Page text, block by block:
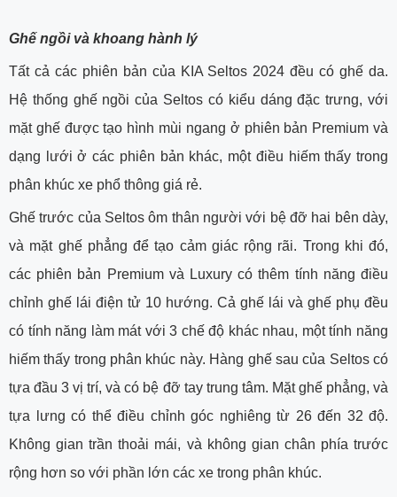
Ghế ngồi và khoang hành lý
Tất cả các phiên bản của KIA Seltos 2024 đều có ghế da.
Hệ thống ghế ngồi của Seltos có kiểu dáng đặc trưng, với
mặt ghế được tạo hình mùi ngang ở phiên bản Premium và
dạng lưới ở các phiên bản khác, một điều hiếm thấy trong
phân khúc xe phổ thông giá rẻ.
Ghế trước của Seltos ôm thân người với bệ đỡ hai bên dày,
và mặt ghế phẳng để tạo cảm giác rộng rãi. Trong khi đó,
các phiên bản Premium và Luxury có thêm tính năng điều
chỉnh ghế lái điện tử 10 hướng. Cả ghế lái và ghế phụ đều
có tính năng làm mát với 3 chế độ khác nhau, một tính năng
hiếm thấy trong phân khúc này. Hàng ghế sau của Seltos có
tựa đầu 3 vị trí, và có bệ đỡ tay trung tâm. Mặt ghế phẳng, và
tựa lưng có thể điều chỉnh góc nghiêng từ 26 đến 32 độ.
Không gian trần thoải mái, và không gian chân phía trước
rộng hơn so với phần lớn các xe trong phân khúc.